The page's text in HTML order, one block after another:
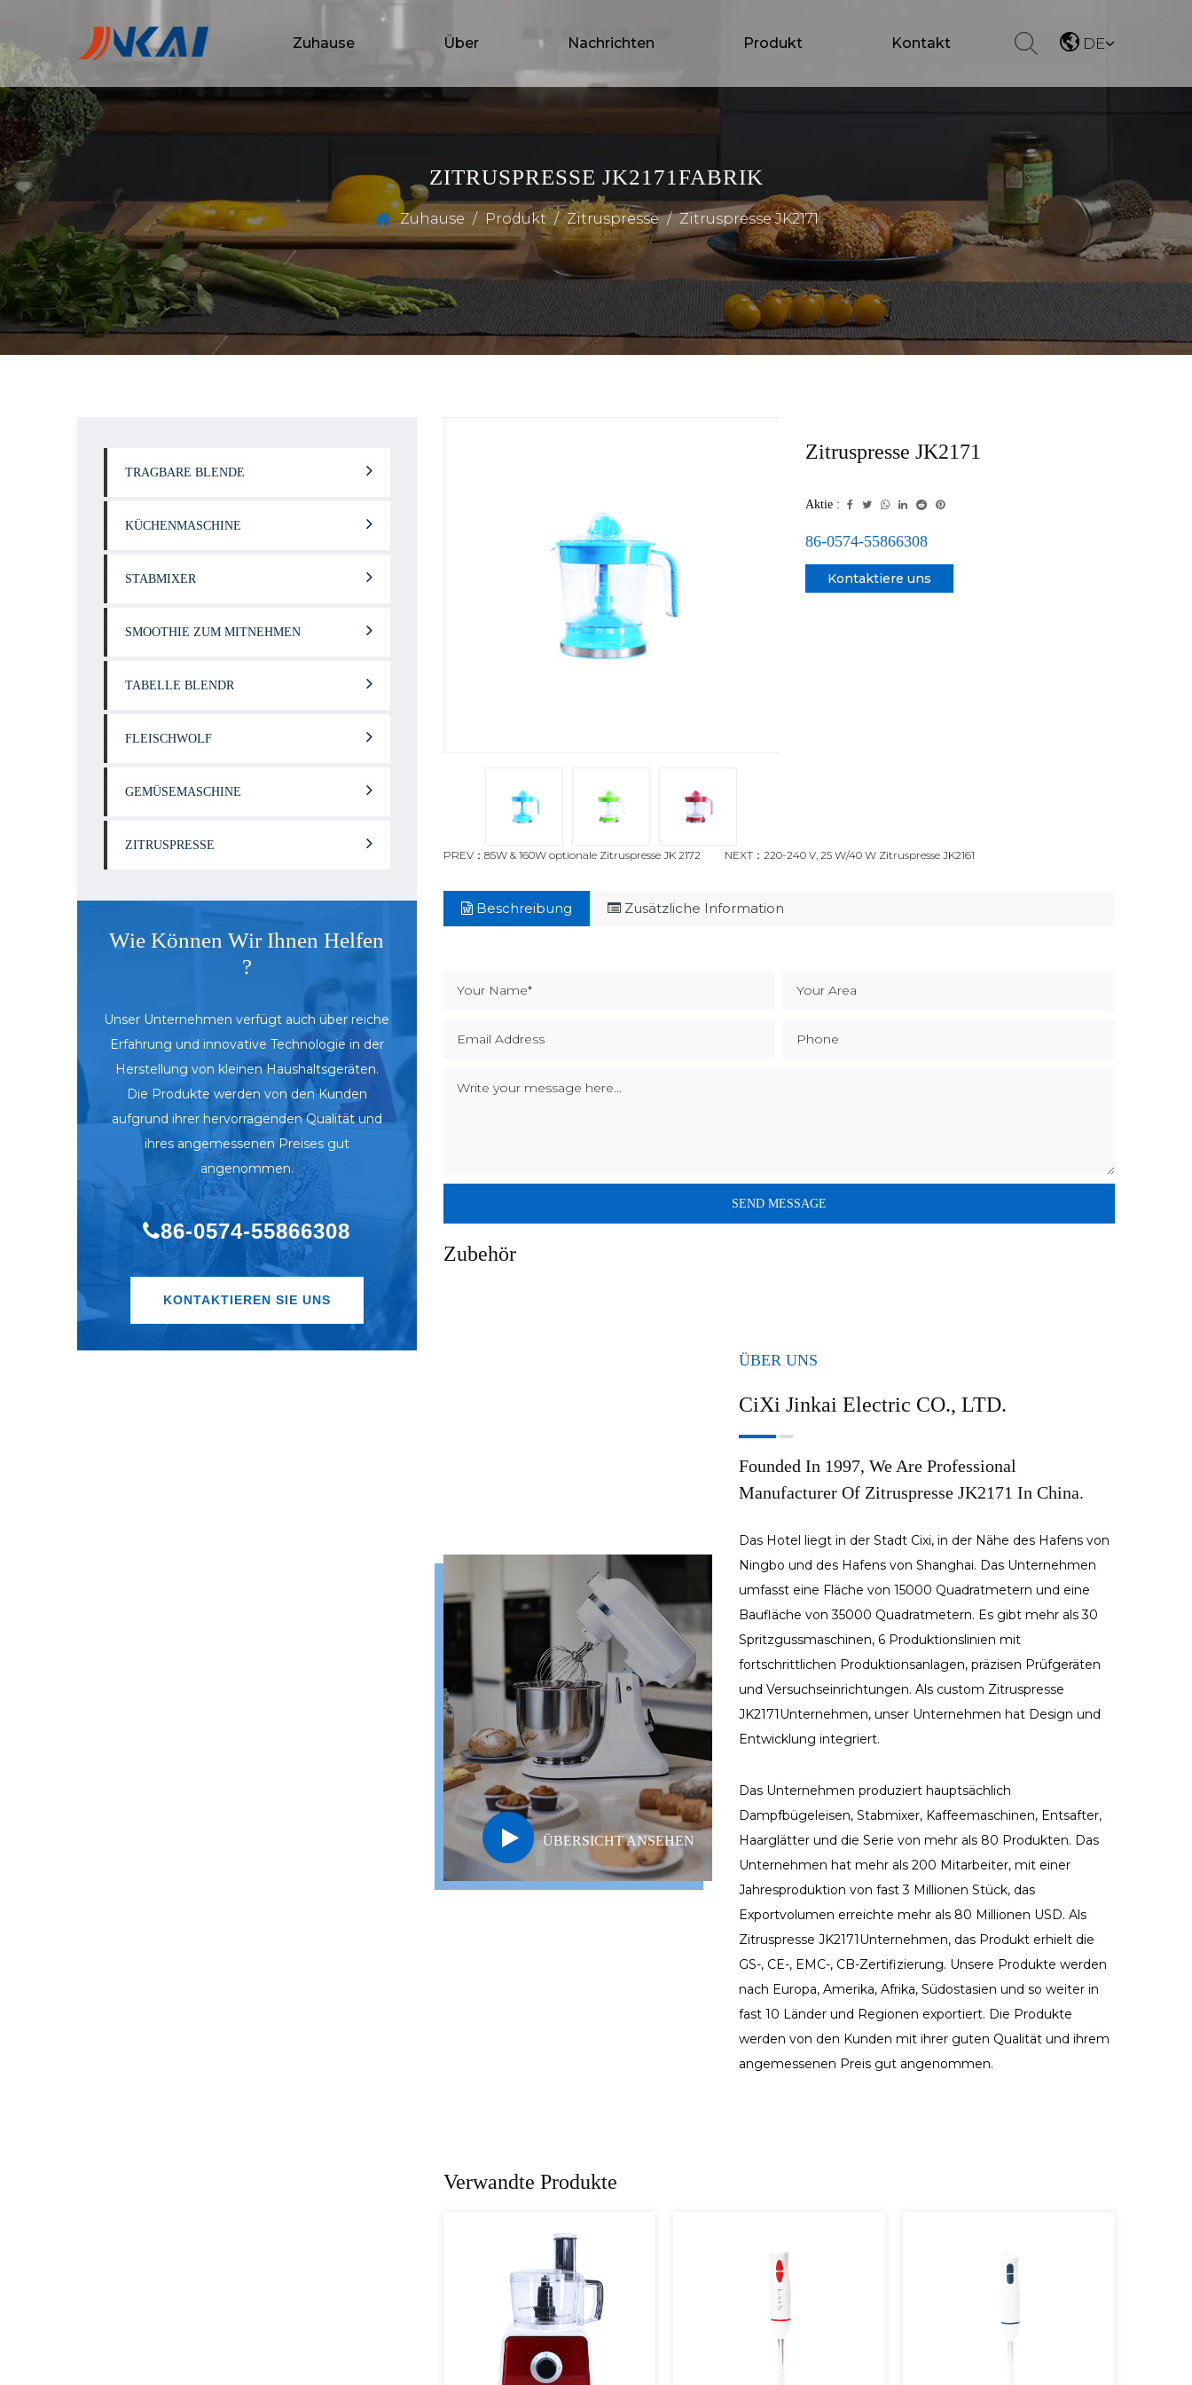
Zuhause Über Nachrichten Produkt Kontakt DE
ZITRUSPRESSE JK2171FABRIK
Zuhause / Produkt / Zitruspresse / Zitruspresse JK2171
TRAGBARE BLENDE
KÜCHENMASCHINE
STABMIXER
SMOOTHIE ZUM MITNEHMEN
TABELLE BLENDR
FLEISCHWOLF
GEMÜSEMASCHINE
ZITRUSPRESSE
Wie Können Wir Ihnen Helfen
?
Unser Unternehmen verfügt auch über reiche
Erfahrung und innovative Technologie in der
Herstellung von kleinen Haushaltsgeräten.
Die Produkte werden von den Kunden
aufgrund ihrer hervorragenden Qualität und
ihres angemessenen Preises gut
angenommen.
86-0574-55866308
KONTAKTIEREN SIE UNS
Zitruspresse JK2171
Aktie :
86-0574-55866308
Kontaktiere uns
PREV：85W & 160W optionale Zitruspresse JK 2172 NEXT：220-240 V, 25 W/40 W Zitruspresse JK2161
Beschreibung Zusätzliche Information
Zubehör
ÜBERSICHT ANSEHEN
ÜBER UNS
CiXi Jinkai Electric CO., LTD.
Founded In 1997, We Are Professional
Manufacturer Of Zitruspresse JK2171 In China.
Das Hotel liegt in der Stadt Cixi, in der Nähe des Hafens von
Ningbo und des Hafens von Shanghai. Das Unternehmen
umfasst eine Fläche von 15000 Quadratmetern und eine
Baufläche von 35000 Quadratmetern. Es gibt mehr als 30
Spritzgussmaschinen, 6 Produktionslinien mit
fortschrittlichen Produktionsanlagen, präzisen Prüfgeräten
und Versuchseinrichtungen. Als custom Zitruspresse
JK2171Unternehmen, unser Unternehmen hat Design und
Entwicklung integriert.
Das Unternehmen produziert hauptsächlich
Dampfbügeleisen, Stabmixer, Kaffeemaschinen, Entsafter,
Haarglätter und die Serie von mehr als 80 Produkten. Das
Unternehmen hat mehr als 200 Mitarbeiter, mit einer
Jahresproduktion von fast 3 Millionen Stück, das
Exportvolumen erreichte mehr als 80 Millionen USD. Als
Zitruspresse JK2171Unternehmen, das Produkt erhielt die
GS-, CE-, EMC-, CB-Zertifizierung. Unsere Produkte werden
nach Europa, Amerika, Afrika, Südostasien und so weiter in
fast 10 Länder und Regionen exportiert. Die Produkte
werden von den Kunden mit ihrer guten Qualität und ihrem
angemessenen Preis gut angenommen.
Verwandte Produkte